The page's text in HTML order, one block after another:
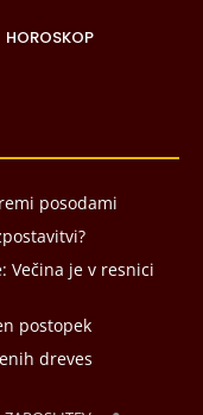
HOROSKOP
posodami
Večina je v resnici
postopek
dreves